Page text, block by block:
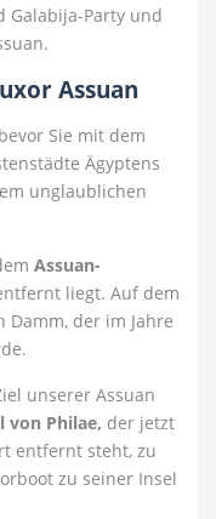
Galabija-Party und
Assuan
Sie mit dem
Ägyptens
unglaublichen
Assuan-
liegt. Auf dem
der im Jahre
unserer Assuan
von Philae, der jetzt
entfernt steht, zu
zu seiner Insel